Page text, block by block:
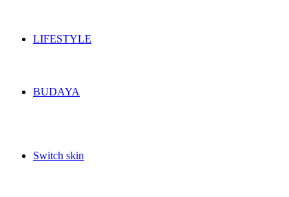
LIFESTYLE
BUDAYA
Switch skin